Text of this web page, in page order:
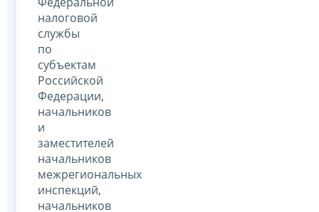
налоговой
службы
по
субъектам
Российской
Федерации,
начальников
и
заместителей
начальников
межрегиональных
инспекций,
начальников